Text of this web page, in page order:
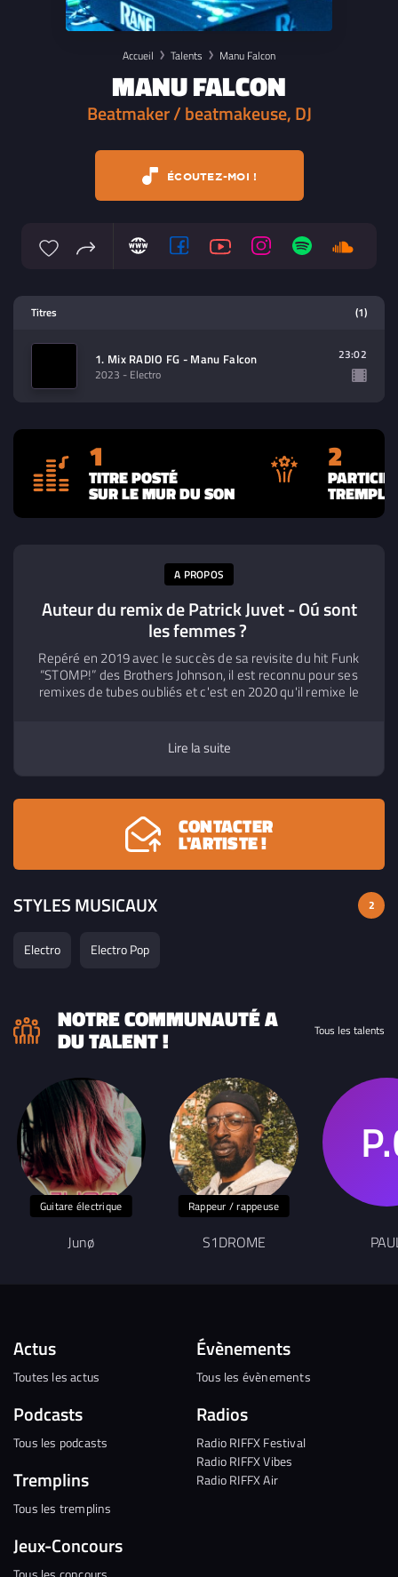
Accueil Talents Manu Falcon
MANU FALCON
Beatmaker / beatmakeuse, DJ
ÉCOUTEZ-MOI !
contenu à lire (audio/video)
Titres (1)
1. Mix RADIO FG - Manu Falcon
2023 - Electro
23:02
1
TITRE POSTÉ
SUR LE MUR DU SON
2
A PROPOS
Auteur du remix de Patrick Juvet - Oú sont
les femmes ?
Repéré en 2019 avec le succès de sa revisite du hit Funk
“STOMP!” des Brothers Johnson, il est reconnu pour ses
remixes de tubes oubliés et c'est en 2020 qu'il remixe le
nationales pour ensuite devenir un remix incontournable
aux yeux de tous les DJ's. ​ Devenu une référence nationale
dans le monde du remix, il est DJ résident sur la célèbre
Lire la suite
CONTACTER
L'ARTISTE !
STYLES MUSICAUX 2
Electro Electro Pop
NOTRE COMMUNAUTÉ A
DU TALENT ! Tous les talents
Guitare électrique
Junø
Rappeur / rappeuse
S1DROME
Actus
Toutes les actus
Podcasts
Tous les podcasts
Tremplins
Tous les tremplins
Jeux-Concours
Évènements
Tous les évènements
Radios
Radio RIFFX Festival
Radio RIFFX Vibes
Radio RIFFX Air